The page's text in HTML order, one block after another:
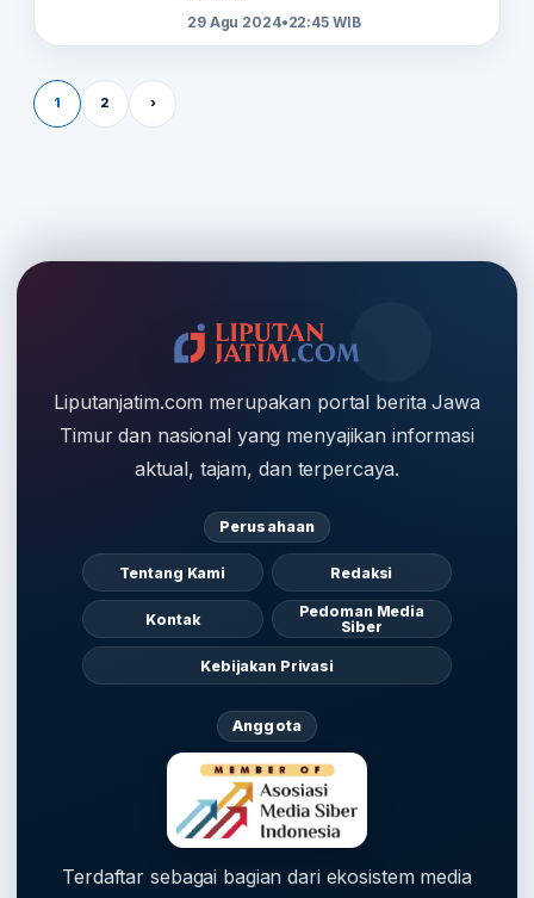
29 Agu 2024•22:45 WIB
Paginasi pos
1 2 ›
Liputanjatim.com merupakan portal berita Jawa
Timur dan nasional yang menyajikan informasi
aktual, tajam, dan terpercaya.
Perusahaan
Tentang Kami Redaksi
Kontak
Pedoman Media
Siber
Kebijakan Privasi
Anggota
Terdaftar sebagai bagian dari ekosistem media